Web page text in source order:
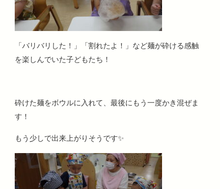
「バリバリした！」「割れたよ！」など麺が砕ける感触
を楽しんでいた子どもたち！
砕けた麺をボウルに入れて、最後にもう一度かき混ぜま
す！
もう少しで出来上がりそうです✨